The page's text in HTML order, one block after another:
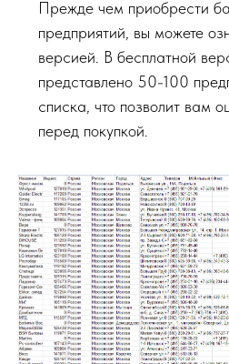
Прежде чем приобрести
предприятий, вы можете
версией. В бесплатной
представлено 50-100
списка, что позволит вам
перед покупкой.